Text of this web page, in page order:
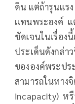
ดิน แต่ถ้ารุนแรง
แทนพระองค์ แ
ชัดเจนในเรื่อง
ประเด็นดังกล่า
ขององค์พระปร
สามารถในทาง
incapacity) ห